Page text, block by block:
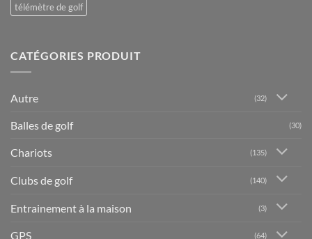
télémètre de golf
CATÉGORIES PRODUIT
Autre (32)
Balles de golf (30)
Chariots (135)
Clubs de golf (140)
Entrainement à la maison (3)
GPS (64)